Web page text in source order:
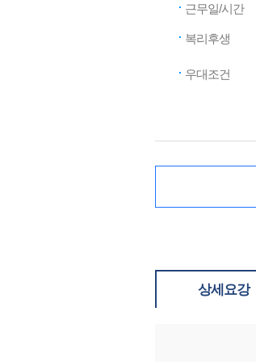
근무일/시간
복리후생
우대조건
상세요강